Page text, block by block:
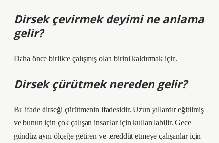
Dirsek çevirmek deyimi ne anlama
gelir?
Daha önce birlikte çalışmış olan birini kaldırmak için.
Dirsek çürütmek nereden gelir?
Bu ifade dirseği çürütmenin ifadesidir. Uzun yıllardır eğitilmiş
ve bunun için çok çalışan insanlar için kullanılabilir. Gece
gündüz aynı ölçeğe getiren ve tereddüt etmeye çalışanlar için